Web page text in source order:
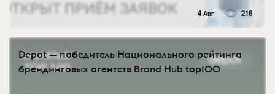
4 Авг 216
Depot — победитель Национального рейтинга
брендинговых агентств Brand Hub top100